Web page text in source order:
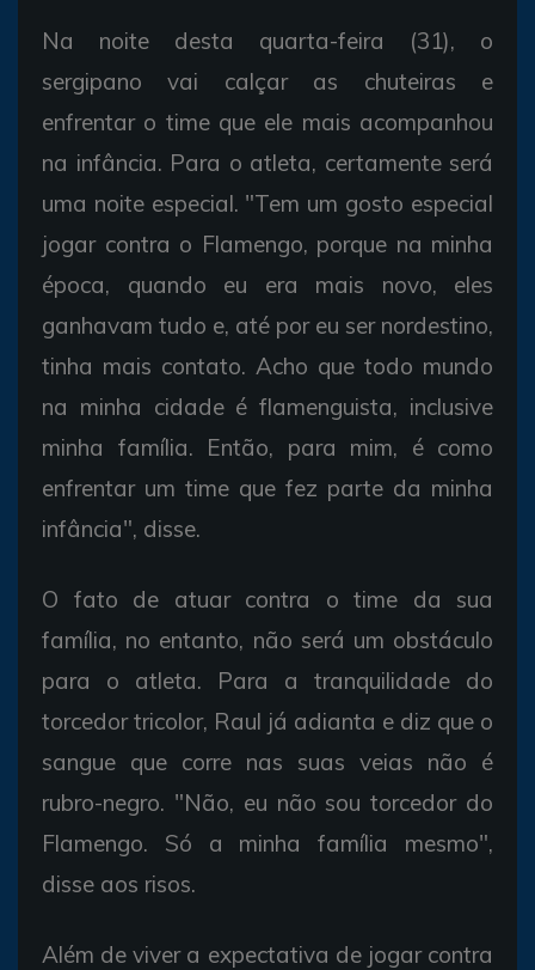
Na noite desta quarta-feira (31), o
sergipano vai calçar as chuteiras e
enfrentar o time que ele mais acompanhou
na infância. Para o atleta, certamente será
uma noite especial. "Tem um gosto especial
jogar contra o Flamengo, porque na minha
época, quando eu era mais novo, eles
ganhavam tudo e, até por eu ser nordestino,
tinha mais contato. Acho que todo mundo
na minha cidade é flamenguista, inclusive
minha família. Então, para mim, é como
enfrentar um time que fez parte da minha
infância", disse.
O fato de atuar contra o time da sua
família, no entanto, não será um obstáculo
para o atleta. Para a tranquilidade do
torcedor tricolor, Raul já adianta e diz que o
sangue que corre nas suas veias não é
rubro-negro. "Não, eu não sou torcedor do
Flamengo. Só a minha família mesmo",
disse aos risos.
Além de viver a expectativa de jogar contra